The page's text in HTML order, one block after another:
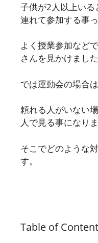
子供が2人以上い
連れて参加する事
よく授業参加など
さんを見かけました
では運動会の場合
頼れる人がいない
人で見る事になりま
そこでどのような
す。
Table of